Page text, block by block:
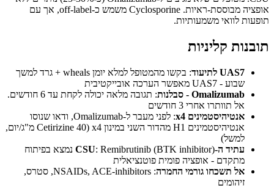
אופציה מבוססת-ראיות. Cyclosporine משמש כ-off-label, אך עם
תופעות לוואי משמעותיות.
תובנות קליניות
UAS7 לתיעוד
: בקשו מהמטופל למלא יומן wheals + גרד למשך
שבוע - UAS7 מאפשר הערכה אובייקטיבית
Omalizumab - סבלנות
: תגובה מלאה יכולה לקחת עד 6 חודשים.
אל תוותרו אחרי 3 חודשים
אנטיהיסטמינים x4
: לפני מעבר ל-Omalizumab, ודאו שנוסו
אנטיהיסטמינים H1 מהדור השני במינון x4 (Cetirizine 40 מ"ג/יום,
למשל)
עתיד ה-CSU
: Remibrutinib (BTK inhibitor) נמצא בפיתוח
מתקדם - אופציה פומית פוטנציאלית
אל תשכחו גורמי החמרה
: NSAIDs, ACE-inhibitors, סטרס,
זיהומים